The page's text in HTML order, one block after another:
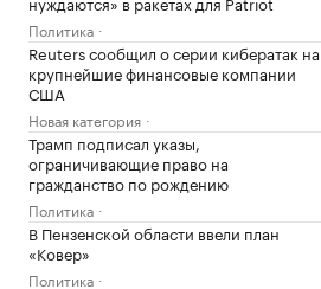
Политика
Reuters сообщил о серии кибератак на
крупнейшие финансовые компании
США
Новая категория
Трамп подписал указы,
ограничивающие право на
гражданство по рождению
Политика
В Пензенской области ввели план
«Ковер»
Политика